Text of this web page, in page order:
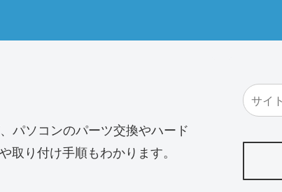
パソコンのパーツ交換やハード
り付け手順もわかります。